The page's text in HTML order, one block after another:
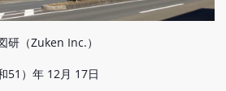
研（Zuken Inc.）
51）年 12月 17日